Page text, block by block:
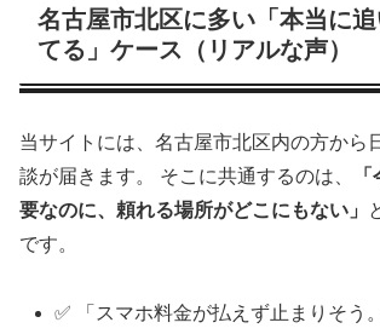
名古屋市北区に多い「本当に
てる」ケース（リアルな声）
当サイトには、名古屋市北区内の方から
談が届きます。 そこに共通するのは、
要なのに、頼れる場所がどこにもない」
です。
✅ 「スマホ料金が払えず止まりそう